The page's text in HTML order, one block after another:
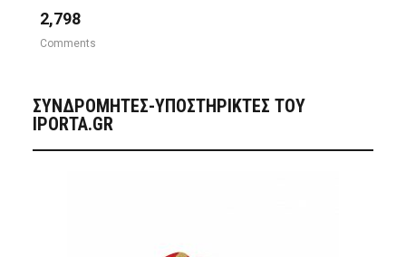
2,798
Comments
ΣΥΝΔΡΟΜΗΤΈΣ-ΥΠΟΣΤΗΡΙΚΤΈΣ ΤΟΥ
IPORTA.GR